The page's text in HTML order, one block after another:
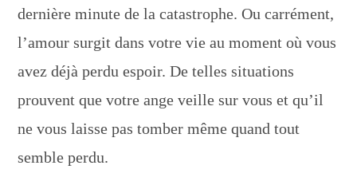
dernière minute de la catastrophe. Ou carrément,
l’amour surgit dans votre vie au moment où vous
avez déjà perdu espoir. De telles situations
prouvent que votre ange veille sur vous et qu’il
ne vous laisse pas tomber même quand tout
semble perdu.